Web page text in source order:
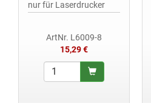
nur für Laserdrucker
ArtNr. L6009-8
15,29 €